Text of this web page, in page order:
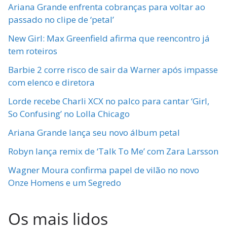
Ariana Grande enfrenta cobranças para voltar ao
passado no clipe de ‘petal’
New Girl: Max Greenfield afirma que reencontro já
tem roteiros
Barbie 2 corre risco de sair da Warner após impasse
com elenco e diretora
Lorde recebe Charli XCX no palco para cantar ‘Girl,
So Confusing’ no Lolla Chicago
Ariana Grande lança seu novo álbum petal
Robyn lança remix de ‘Talk To Me’ com Zara Larsson
Wagner Moura confirma papel de vilão no novo
Onze Homens e um Segredo
Os mais lidos